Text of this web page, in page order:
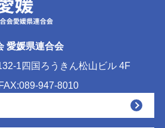
愛媛県連合会
1四国ろうきん松山ビル 4F
947-8010